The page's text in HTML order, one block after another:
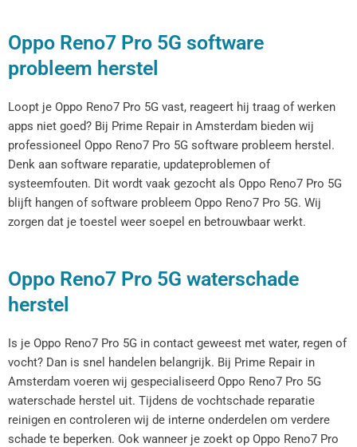
Oppo Reno7 Pro 5G software
probleem herstel
Loopt je Oppo Reno7 Pro 5G vast, reageert hij traag of werken
apps niet goed? Bij Prime Repair in Amsterdam bieden wij
professioneel Oppo Reno7 Pro 5G software probleem herstel.
Denk aan software reparatie, updateproblemen of
systeemfouten. Dit wordt vaak gezocht als Oppo Reno7 Pro 5G
blijft hangen of software probleem Oppo Reno7 Pro 5G. Wij
zorgen dat je toestel weer soepel en betrouwbaar werkt.
Oppo Reno7 Pro 5G waterschade
herstel
Is je Oppo Reno7 Pro 5G in contact geweest met water, regen of
vocht? Dan is snel handelen belangrijk. Bij Prime Repair in
Amsterdam voeren wij gespecialiseerd Oppo Reno7 Pro 5G
waterschade herstel uit. Tijdens de vochtschade reparatie
reinigen en controleren wij de interne onderdelen om verdere
schade te beperken. Ook wanneer je zoekt op Oppo Reno7 Pro